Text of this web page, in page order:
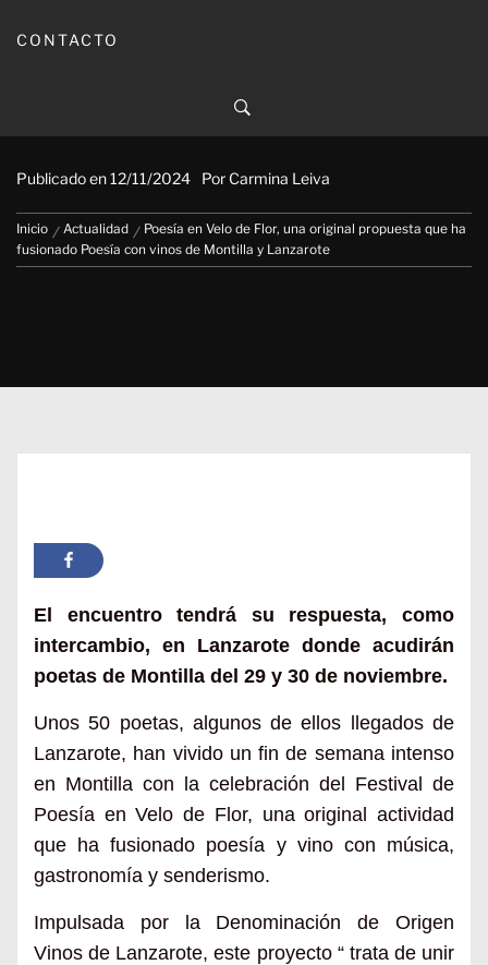
CONTACTO
con vinos de Montilla y Lanzarote
Publicado en12/11/2024 Por Carmina Leiva
Inicio Actualidad
Poesía en Velo de Flor, una original propuesta que ha
fusionado Poesía con vinos de Montilla y Lanzarote
El encuentro tendrá su respuesta, como
intercambio, en Lanzarote donde acudirán
poetas de Montilla del 29 y 30 de noviembre.
Unos 50 poetas, algunos de ellos llegados de
Lanzarote, han vivido un fin de semana intenso
en Montilla con la celebración del Festival de
Poesía en Velo de Flor, una original actividad
que ha fusionado poesía y vino con música,
gastronomía y senderismo.
Impulsada por la Denominación de Origen
Vinos de Lanzarote, este proyecto “ trata de unir